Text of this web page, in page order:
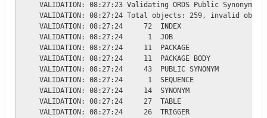
    VALIDATION: 08:27:23 Validating ORDS Public Synonyms
VALIDATION: 08:27:24 Total objects: 259, invalid
    VALIDATION: 08:27:24     72  INDEX
    VALIDATION: 08:27:24      1  JOB
    VALIDATION: 08:27:24     11  PACKAGE
    VALIDATION: 08:27:24     11  PACKAGE BODY
    VALIDATION: 08:27:24     43  PUBLIC SYNONYM
    VALIDATION: 08:27:24      1  SEQUENCE
    VALIDATION: 08:27:24     14  SYNONYM
    VALIDATION: 08:27:24     27  TABLE
    VALIDATION: 08:27:24     26  TRIGGER